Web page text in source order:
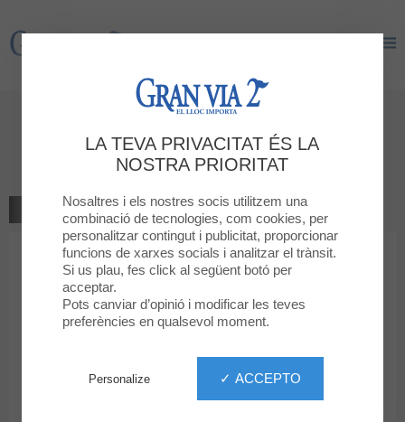
Gran Via 2
Dóna la teva opinió
PLAY EXTENSION
TORNAR A LA BOTIGA
La teva classificació 5
4
3
2
Missatge
LA TEVA PRIVACITAT ÉS LA
NOSTRA PRIORITAT
Nosaltres i els nostres socis utilitzem una
combinació de tecnologies, com cookies, per
personalitzar contingut i publicitat, proporcionar
funcions de xarxes socials i analitzar el trànsit.
Si us plau, fes click al següent botó per
acceptar.
Pots canviar d’opinió i modificar les teves
preferències en qualsevol moment.
✓ ACCEPTO
Personalize